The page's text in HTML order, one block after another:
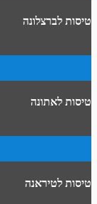
טיסות לברצלונה
טיסות לאתונה
טיסות לטיראנה